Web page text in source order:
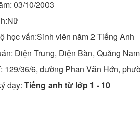
03/10/2003
học vấn:Sinh viên năm 2Tiếng Anh
Điện Trung, Điện Bàn, Quảng Nam
129/36/6, đường Phan Văn Hớn,
dạy:Tiếng anh từ lớp 1 - 10